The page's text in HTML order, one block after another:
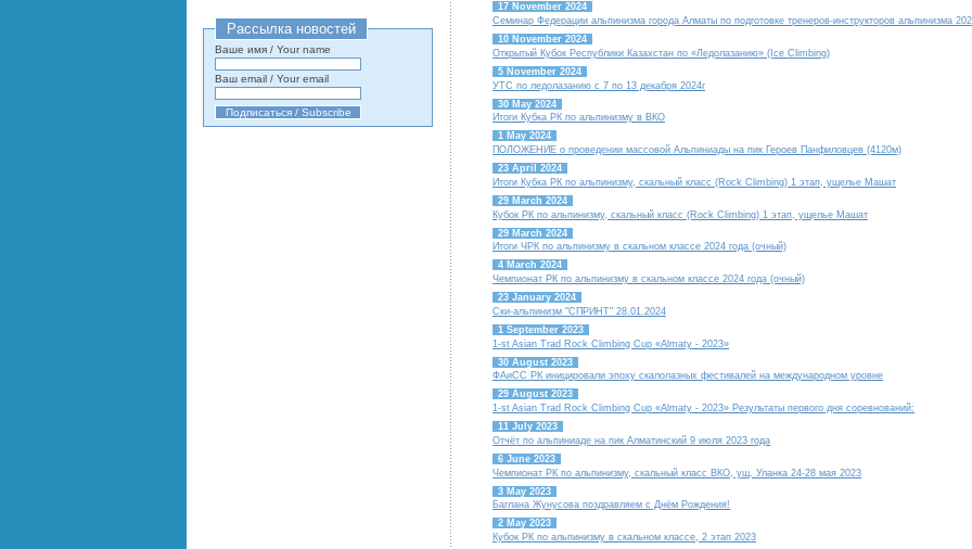
Рассылка новостей
Ваше имя / Your name
Ваш email / Your email
17 November 2024
Семинар Федерации альпинизма города Алматы по подготовке тренеров-инструкторов альпинизма
10 November 2024
Открытый Кубок Республики Казахстан по «Ледолазанию» (Ice Climbing)
5 November 2024
УТС по ледолазанию с 7 по 13 декабря 2024г
30 May 2024
Итоги Кубка РК по альпинизму в ВКО
1 May 2024
ПОЛОЖЕНИЕ о проведении массовой Альпиниады на пик Героев Панфиловцев (4120м)
23 April 2024
Итоги Кубка РК по альпинизму, скальный класс (Rock Climbing) 1 этап, ущелье Машат
29 March 2024
Кубок РК по альпинизму, скальный класс (Rock Climbing) 1 этап, ущелье Машат
29 March 2024
Итоги ЧРК по альпинизму в скальном классе 2024 года (очный)
4 March 2024
Чемпионат РК по альпинизму в скальном классе 2024 года (очный)
23 January 2024
Ски-альпинизм "СПРИНТ" 28.01.2024
1 September 2023
1-st Asian Trad Rock Climbing Cup «Almaty - 2023»
30 August 2023
ФАиСС РК иницировали эпоху скалолазных фестивалей на международном уровне
29 August 2023
1-st Asian Trad Rock Climbing Cup «Almaty - 2023» Результаты первого дня соревнований:
11 July 2023
Отчёт по альпиниаде на пик Алматинский 9 июля 2023 года
6 June 2023
Чемпионат РК по альпинизму, скальный класс ВКО, ущ. Уланка 24-28 мая 2023
3 May 2023
Баглана Жунусова поздравляем с Днём Рождения!
2 May 2023
Кубок РК по альпинизму в скальном классе, 2 этап 2023